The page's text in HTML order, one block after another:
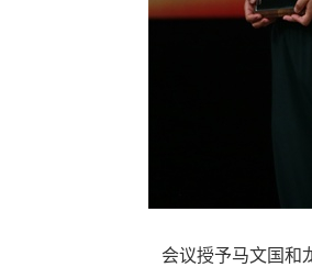
会议授予马文国和龙